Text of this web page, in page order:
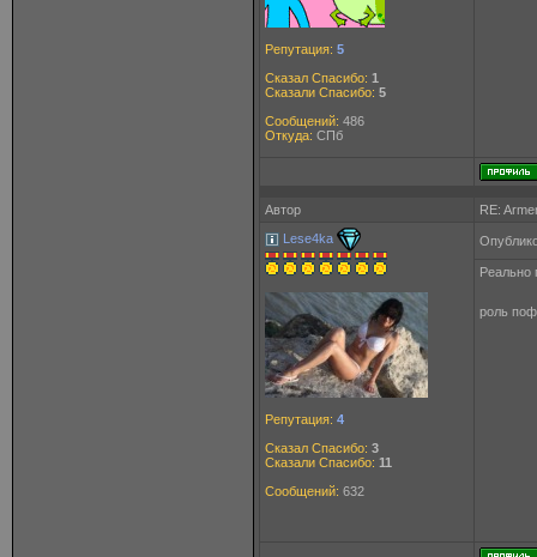
Репутация: 5
Сказал Спасибо: 1
Сказали Спасибо: 5
Сообщений: 486
Откуда: СПб
Автор
RE:
Lese4ka
Репутация: 4
Сказал Спасибо: 3
Сказали Спасибо: 11
Сообщений: 632
Реально
роль